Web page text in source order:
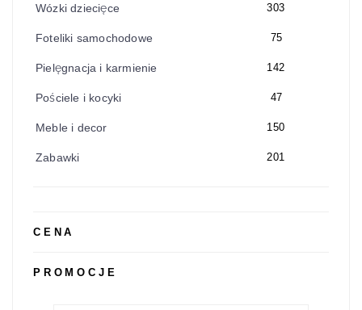
Wózki dziecięce 303
Foteliki samochodowe 75
Pielęgnacja i karmienie 142
Pościele i kocyki 47
Meble i decor 150
Zabawki 201
CENA
PROMOCJE